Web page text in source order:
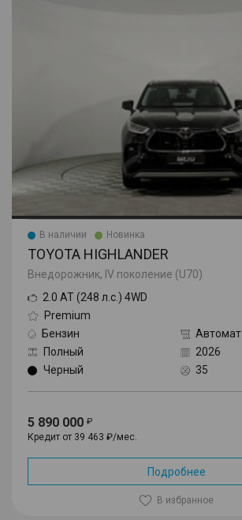
В наличии Новинка
TOYOTA HIGHLANDER
Внедорожник, IV поколение (U70)
2.0 AT (248 л.с.) 4WD
Premium
Бензин
Автомат
Полный
2026
Черный
35
5 890 000
Кредит от 39 463 ₽/мес.
Подробнее
В избранное